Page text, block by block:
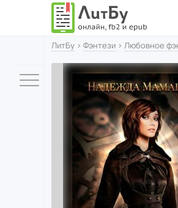
ЛитБу › Фэнтези › Любовное